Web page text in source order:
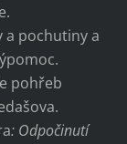
a pochutiny a
pohřeb
: Odpočinutí